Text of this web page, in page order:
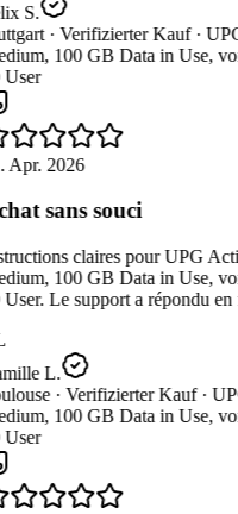
S.
· Verifizierter Kauf ·
100 GB Data in Use,
Apr. 2026
sans souci
claires pour UPG
100 GB Data in Use,
Le support a répondu en
L.
· Verifizierter Kauf ·
100 GB Data in Use,